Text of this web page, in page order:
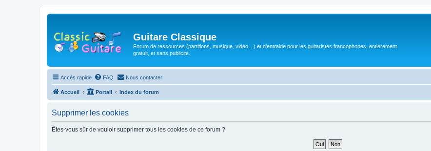
Guitare Classique
Forum de ressources (partitions, musique, vidéo…) et d'entraide pour les guitaristes francophones, entièrement
gratuit, et sans publicité.
Accès rapide FAQ Nous contacter
Accueil Portail Index du forum
Supprimer les cookies
Êtes-vous sûr de vouloir supprimer tous les cookies de ce forum ?